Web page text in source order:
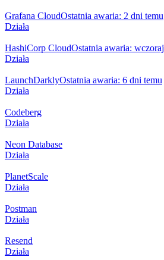
Grafana CloudOstatnia awaria: 2 dni temu
Działa
HashiCorp CloudOstatnia awaria: wczoraj
Działa
LaunchDarklyOstatnia awaria: 6 dni temu
Działa
Codeberg
Działa
Neon Database
Działa
PlanetScale
Działa
Postman
Działa
Resend
Działa